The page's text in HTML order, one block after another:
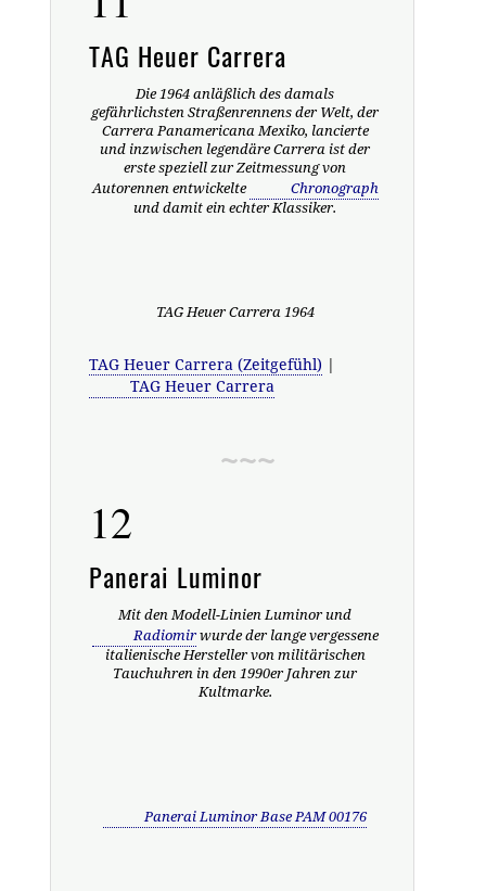
TAG Heuer Carrera
Die 1964 anläßlich des damals
gefährlichsten Straßenrennens der Welt, der
Carrera Panamericana Mexiko, lancierte
und inzwischen legendäre Carrera ist der
erste speziell zur Zeitmessung von
Autorennen entwickelte
Chronograph
und damit ein echter Klassiker.
TAG Heuer Carrera 1964
TAG Heuer Carrera (Zeitgefühl) |
TAG Heuer Carrera
12
Panerai Luminor
Mit den Modell-Linien Luminor und
Radiomirwurde der lange vergessene
italienische Hersteller von militärischen
Tauchuhren in den 1990er Jahren zur
Kultmarke.
Panerai Luminor Base PAM 00176